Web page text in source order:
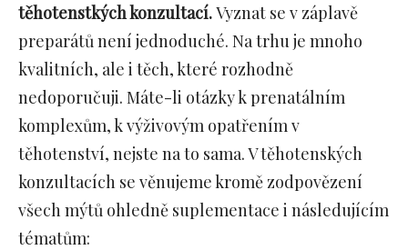
těhotenstkých konzultací.Vyznat se v záplavě
preparátů není jednoduché. Na trhu je mnoho
kvalitních, ale i těch, které rozhodně
nedoporučuji. Máte-li otázky k prenatálním
komplexům, k výživovým opatřením v
těhotenství, nejste na to sama. V těhotenských
konzultacích se věnujeme kromě zodpovězení
všech mýtů ohledně suplementace i následujícím
tématům: